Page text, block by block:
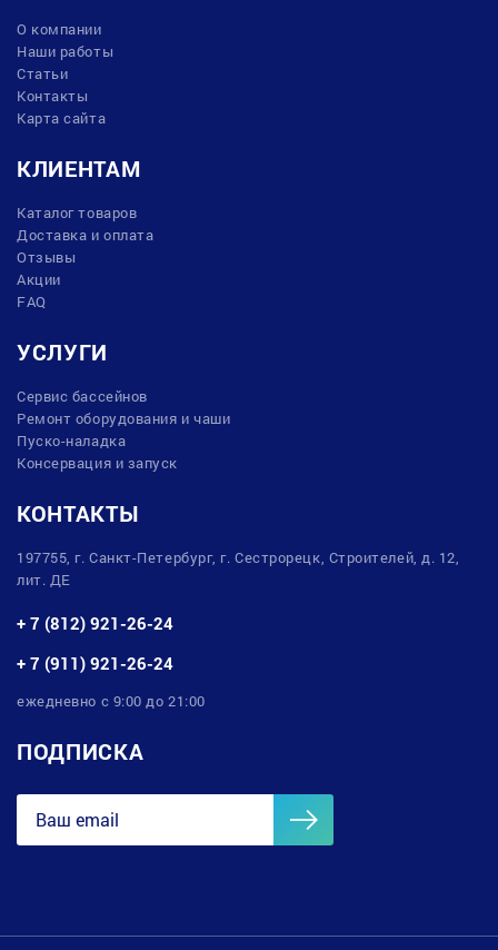
О компании
Наши работы
Статьи
Контакты
Карта сайта
КЛИЕНТАМ
Каталог товаров
Доставка и оплата
Отзывы
Акции
FAQ
УСЛУГИ
Сервис бассейнов
Ремонт оборудования и чаши
Пуско-наладка
Консервация и запуск
КОНТАКТЫ
197755, г. Санкт-Петербург, г. Сестрорецк, Строителей, д. 12,
лит. ДЕ
+ 7 (812) 921-26-24
+ 7 (911) 921-26-24
ежедневно с 9:00 до 21:00
ПОДПИСКА